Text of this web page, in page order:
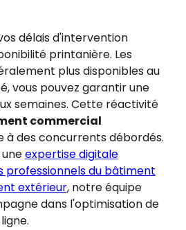
délais d'intervention
printanière. Les
plus disponibles au
vous pouvez garantir une
semaines. Cette réactivité
commercial
à des concurrents débordés.
expertise digitale
professionnels du bâtiment
extérieur, notre équipe
dans l'optimisation de